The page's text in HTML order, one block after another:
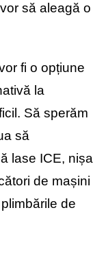
să aleagă o
fi o opțiune
la
Să sperăm
să
lase ICE, nișa
de mașini
de